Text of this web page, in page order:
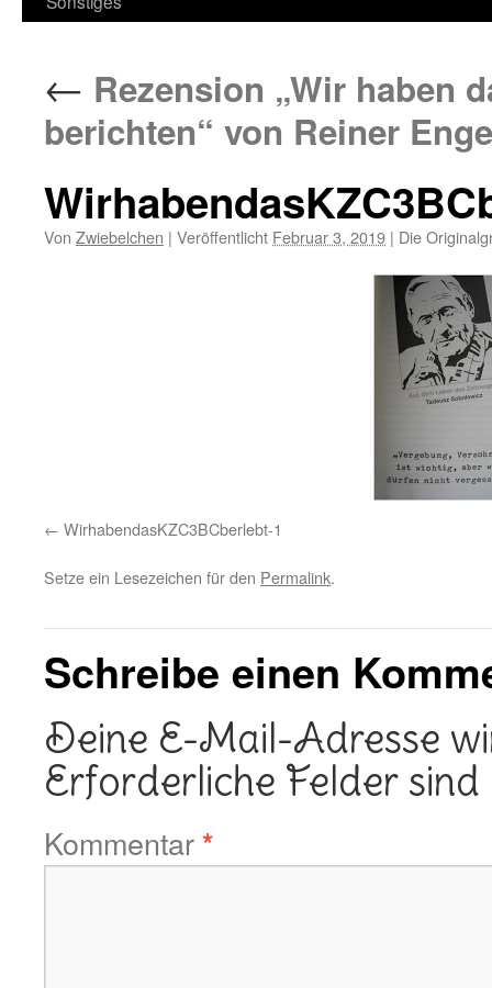
← Rezension „Wir haben
berichten“ von Reiner
Von Zwiebelchen | Veröffentlicht Februar 3, 2019 | Die
WirhabendasKZC3BCberlebt-1
Setze ein Lesezeichen für den Permalink.
Schreibe einen
Deine E-Mail-Adresse
Erforderliche Felder
Kommentar*